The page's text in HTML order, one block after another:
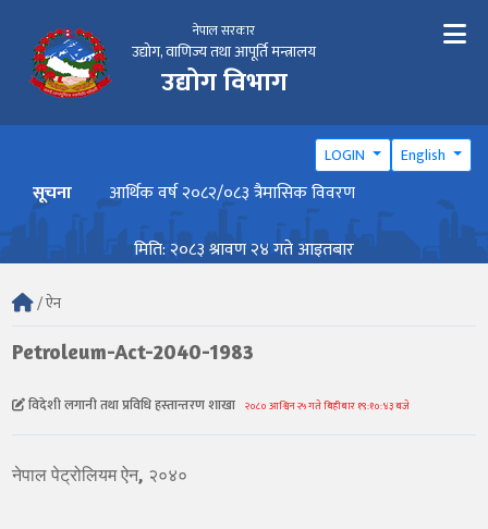
नेपाल सरकार
उद्योग, वाणिज्य तथा आपूर्ति मन्त्रालय
उद्योग विभाग
LOGIN English
सूचना आर्थिक वर्ष २०८२/०८३ त्रैमासिक विवरण
मिति: २०८३ श्रावण २४ गते आइतबार
/ ऐन
Petroleum-Act-2040-1983
विदेशी लगानी तथा प्रविधि हस्तान्तरण शाखा २०८० आश्विन २५ गते बिहीबार १९:१०:४३ बजे
नेपाल पेट्रोलियम ऐन, २०४०